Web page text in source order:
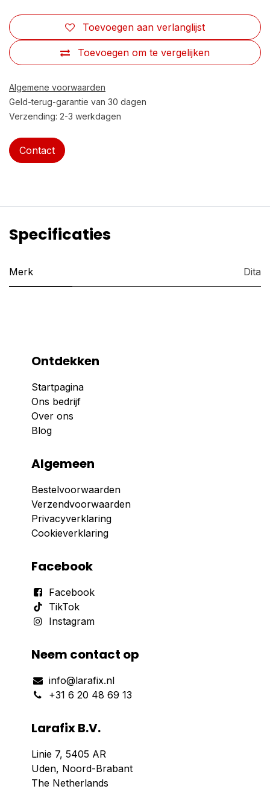
Toevoegen om te vergelijken
Toevoegen aan verlanglijst
Algemene voorwaarden
Geld-terug-garantie van 30 dagen
Verzending: 2-3 werkdagen
Contact
Specificaties
Merk Dita
Ontdekken
Startpagina
Ons bedrijf
Over ons
Blog
Algemeen
Bestelvoorwaarden
Verzendvoorwaarden
Privacyverklaring
Cookieverklaring
Facebook
Facebook
TikTok
Instagram
Neem contact op
info@larafix.nl
+31 6 20 48 69 13
Larafix B.V.
Linie 7, 5405 AR
Uden, Noord-Brabant
The Netherlands